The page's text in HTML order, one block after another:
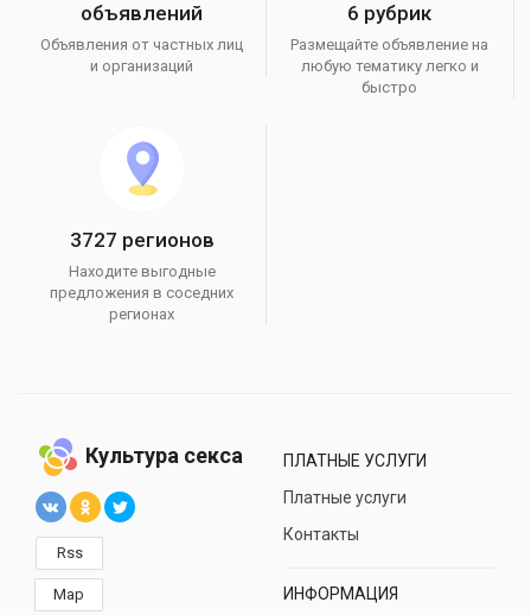
объявлений
Объявления от частных лиц
и организаций
6 рубрик
Размещайте объявление на
любую тематику легко и
быстро
3727 регионов
Находите выгодные
предложения в соседних
регионах
Культура секса
Rss
Map
ПЛАТНЫЕ УСЛУГИ
Платные услуги
Контакты
ИНФОРМАЦИЯ